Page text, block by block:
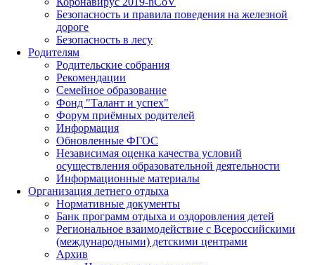
Безопасность и правила поведения на железной
дороге
Безопасность в лесу
Родителям
Родительские собрания
Рекомендации
Семейное образование
Фонд "Талант и успех"
Форум приёмных родителей
Информация
Обновленные ФГОС
Независимая оценка качества условий
осуществления образовательной деятельности
Информационные материалы
Организация летнего отдыха
Нормативные документы
Банк программ отдыха и оздоровления детей
Региональное взаимодействие с Всероссийскими
(международными) детскими центрами
Архив